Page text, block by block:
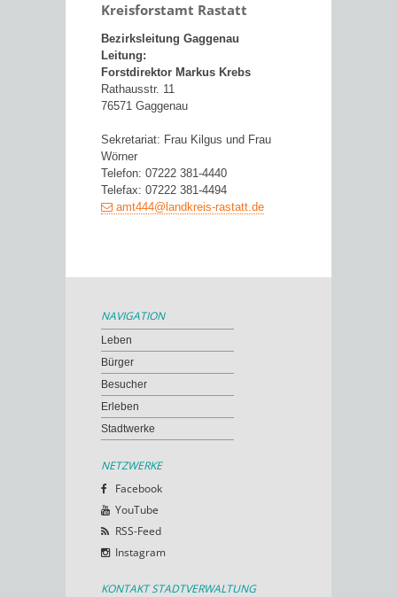
Kreisforstamt Rastatt
Bezirksleitung Gaggenau
Leitung:
Forstdirektor Markus Krebs
Rathausstr. 11
76571 Gaggenau
Sekretariat: Frau Kilgus und Frau
Wörner
Telefon: 07222 381-4440
Telefax: 07222 381-4494
amt444@landkreis-rastatt.de
NAVIGATION
Leben
Bürger
Besucher
Erleben
Stadtwerke
NETZWERKE
Facebook
YouTube
RSS-Feed
Instagram
KONTAKT STADTVERWALTUNG